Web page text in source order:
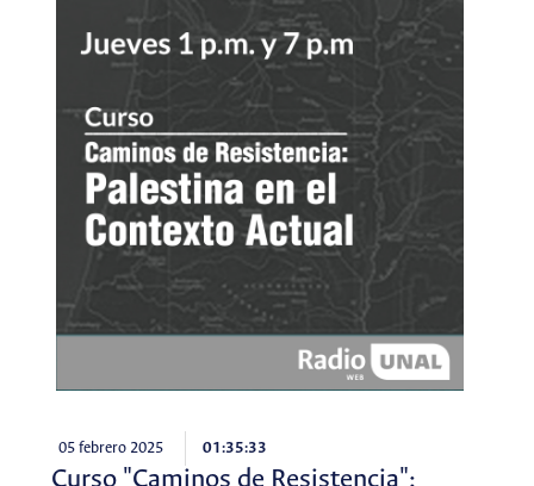
05 febrero 2025 01:35:33
Curso "Caminos de Resistencia":